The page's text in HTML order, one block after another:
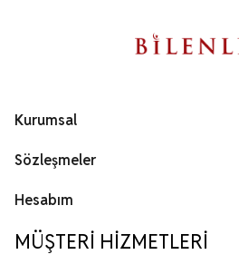
Kurumsal
Sözleşmeler
Hesabım
MÜŞTERİ HİZMETLERİ